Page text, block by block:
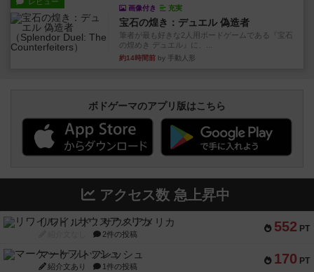
画像付き 充実
宝石の煌き：デュエル 偽造者
筆者が最も好きな2人用ボードゲームである『宝石
の煌めき デュエル』に、...
約14時間前 by 手動人形
ボドゲーマのアプリ版はこちら
アクセス数 急上昇中
552 PT
リワイルド：サウスアメリカ
2件の投稿
170 PT
マーケットフレッシュ
紹介文あり 1件の投稿